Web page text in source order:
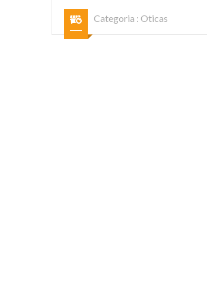
Categoria : Oticas